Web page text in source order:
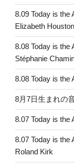
8.09 Today is the
Elizabeth Houston
8.08 Today is the
Stéphanie
8.08 Today is the
8月7日生まれの
8.07 Today is the
8.07 Today is the
Roland Kirk